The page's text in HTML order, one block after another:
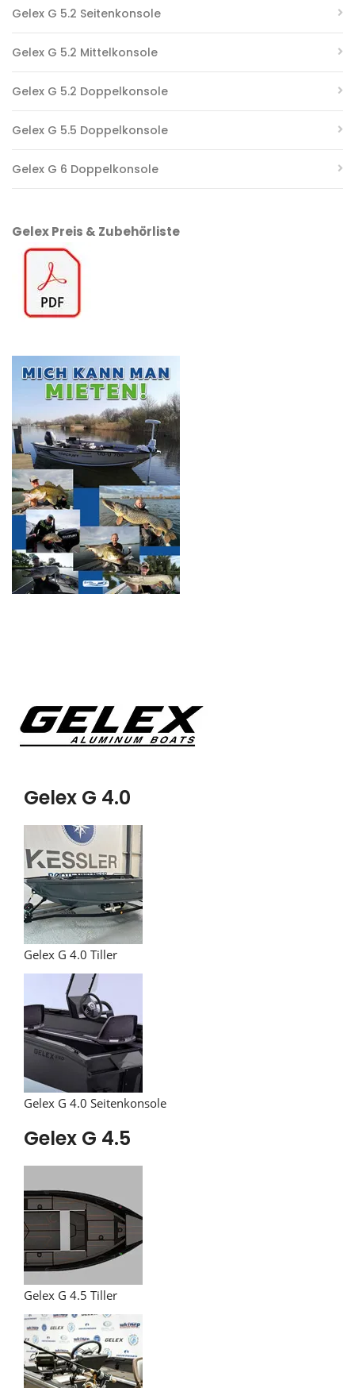
Gelex G 5.2 Seitenkonsole
Gelex G 5.2 Mittelkonsole
Gelex G 5.2 Doppelkonsole
Gelex G 5.5 Doppelkonsole
Gelex G 6 Doppelkonsole
Gelex Preis & Zubehörliste
Gelex G 4.0
Gelex G 4.0 Tiller
Gelex G 4.0 Seitenkonsole
Gelex G 4.5
Gelex G 4.5 Tiller